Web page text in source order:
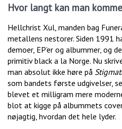
Hvor langt kan man
Hellchrist Xul, manden bag
metallens nestorer. Siden 1991
demoer, EP’er og albummer,
primitiv black a la Norge. Nu
man absolut ikke høre på
som bandets første udgivelser,
blevet et milligram mere
blot at kigge på albummets
nøjagtig, hvordan det hele lyder.